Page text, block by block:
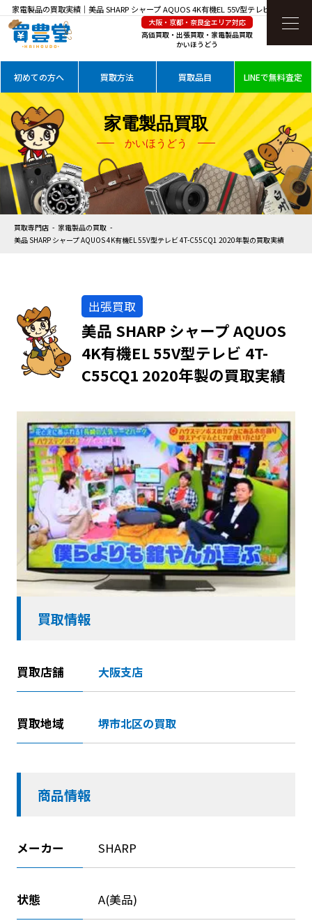
家電製品の買取実績｜美品 SHARP シャープ AQUOS 4K有機EL 55V型テレビ 4T-C55CQ1
2020年製を高価買取
大阪・京都・奈良全エリア対応
高価買取・出張買取・家電製品買取
かいほうどう
初めての方へ 買取方法 買取品目 LINEで無料査定
家電製品買取
かいほうどう
買取専門店
家電製品の買取
美品 SHARP シャープ AQUOS 4K有機EL 55V型テレビ 4T-C55CQ1 2020年製の買取実績
出張買取
美品 SHARP シャープ AQUOS
4K有機EL 55V型テレビ 4T-
C55CQ1 2020年製の買取実績
買取情報
買取店舗 大阪支店
買取地域 堺市北区の買取
商品情報
メーカー SHARP
状態 A(美品)